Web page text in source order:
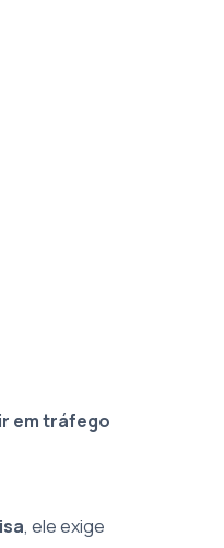
em tráfego
, ele exige